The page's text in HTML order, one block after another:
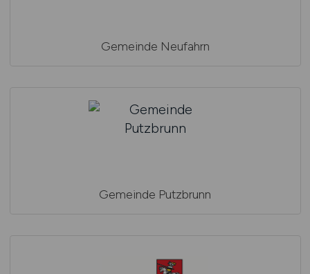
Gemeinde Neufahrn
Gemeinde Putzbrunn